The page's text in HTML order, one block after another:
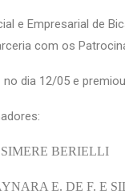
e Empresarial de
com os
dia 12/05 e
BERIELLI
E. DE F. E